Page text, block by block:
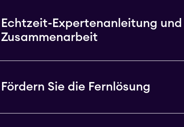
Echtzeit-Expertenanleitung und
Zusammenarbeit
Fördern Sie die Fernlösung